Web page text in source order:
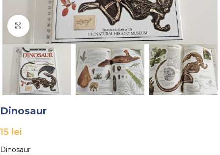
Faceți click pentru a mări
Dinosaur
15 lei
Dinosaur